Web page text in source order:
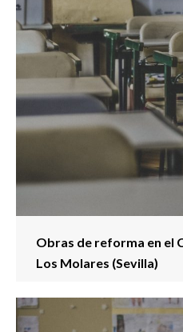
Obras de reforma en el
Los Molares (Sevilla)